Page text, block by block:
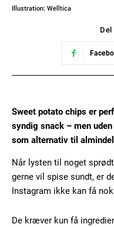
Illustration: Welltica
Sweet potato chips er
syndig snack – men
som alternativ til
Når lysten til noget
gerne vil spise sundt, er
Instagram ikke kan få
De kræver kun få